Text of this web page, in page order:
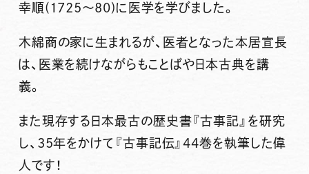
幸順(1725～80)に医学を学びました。
木綿商の家に生まれるが、医者となった本居宣長
は、医業を続けながらもことばや日本古典を講
義。
また現存する日本最古の歴史書『古事記 』を研究
し、35年をかけて『古事記伝』44巻を執筆した偉
人です！